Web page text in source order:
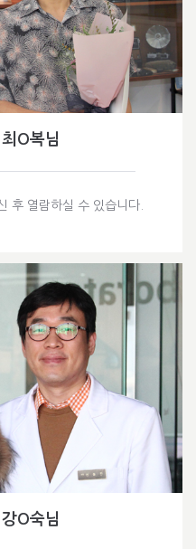
O복님
후 열람하실 수 있습니다.
O숙님